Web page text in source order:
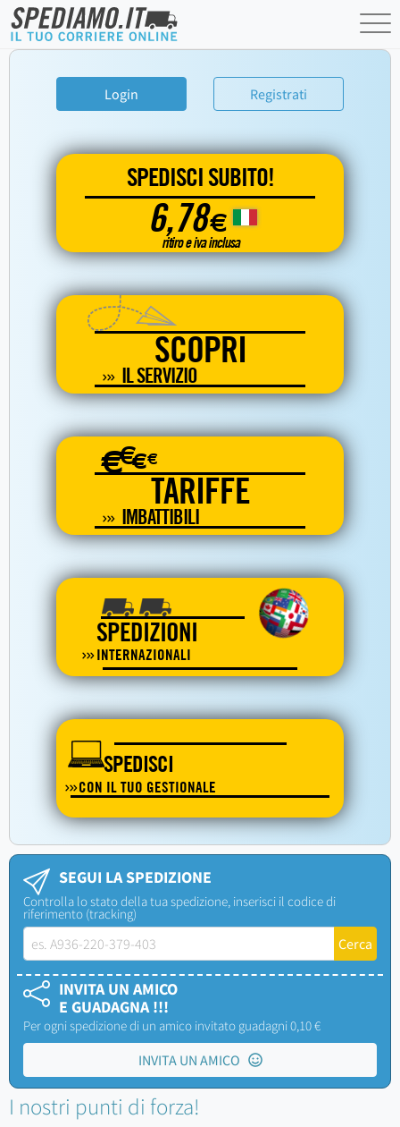
Login Registrati
SPEDISCI SUBITO!
6,78€
ritiro e iva inclusa
SCOPRI
IL SERVIZIO
€€€€
TARIFFE
IMBATTIBILI
SPEDIZIONI
INTERNAZIONALI
SPEDISCI
CON IL TUO GESTIONALE
SEGUI LA SPEDIZIONE
Controlla lo stato della tua spedizione, inserisci il codice di
riferimento (tracking)
INVITA UN AMICO
E GUADAGNA !!!
Per ogni spedizione di un amico invitato guadagni 0,10 €
INVITA UN AMICO
I nostri punti di forza!